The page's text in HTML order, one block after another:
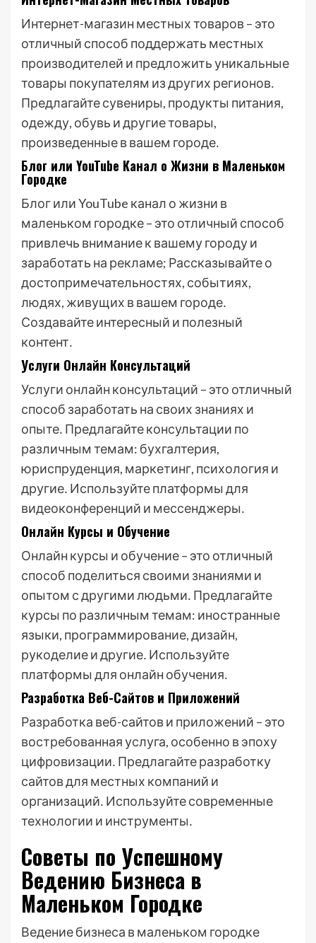
Интернет-магазин местных товаров – это
отличный способ поддержать местных
производителей и предложить уникальные
товары покупателям из других регионов․
Предлагайте сувениры, продукты питания,
одежду, обувь и другие товары,
произведенные в вашем городе․
Блог или YouTube Канал о Жизни в Маленьком
Городке
Блог или YouTube канал о жизни в
маленьком городке – это отличный способ
привлечь внимание к вашему городу и
заработать на рекламе; Рассказывайте о
достопримечательностях, событиях,
людях, живущих в вашем городе․
Создавайте интересный и полезный
контент․
Услуги Онлайн Консультаций
Услуги онлайн консультаций – это отличный
способ заработать на своих знаниях и
опыте․ Предлагайте консультации по
различным темам: бухгалтерия,
юриспруденция, маркетинг, психология и
другие․ Используйте платформы для
видеоконференций и мессенджеры․
Онлайн Курсы и Обучение
Онлайн курсы и обучение – это отличный
способ поделиться своими знаниями и
опытом с другими людьми․ Предлагайте
курсы по различным темам: иностранные
языки, программирование, дизайн,
рукоделие и другие․ Используйте
платформы для онлайн обучения․
Разработка Веб-Сайтов и Приложений
Разработка веб-сайтов и приложений – это
востребованная услуга, особенно в эпоху
цифровизации․ Предлагайте разработку
сайтов для местных компаний и
организаций․ Используйте современные
технологии и инструменты․
Советы по Успешному
Ведению Бизнеса в
Маленьком Городке
Ведение бизнеса в маленьком городке